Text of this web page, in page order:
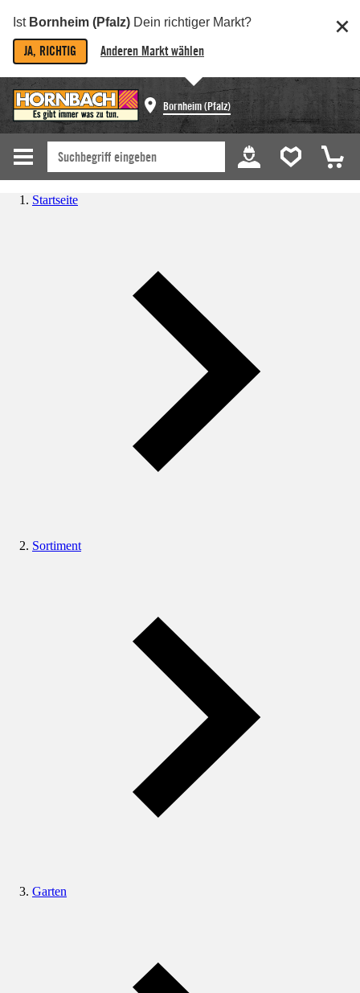
Ist Bornheim (Pfalz) Dein richtiger Markt?
JA, RICHTIG Anderen Markt wählen
Bornheim (Pfalz)
Startseite
Sortiment
Garten